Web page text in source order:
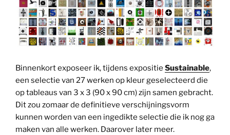
Binnenkort exposeer ik, tijdens expositie Sustainable,
een selectie van 27 werken op kleur geselecteerd die
op tableaus van 3 x 3 (90 x 90 cm) zijn samen gebracht.
Dit zou zomaar de definitieve verschijningsvorm
kunnen worden van een ingedikte selectie die ik nog ga
maken van alle werken. Daarover later meer.